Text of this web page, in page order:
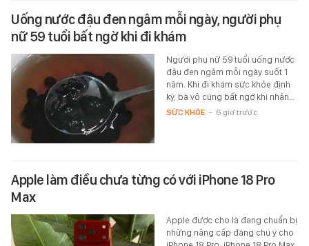
Uống nước đậu đen ngâm mỗi ngày, người phụ
nữ 59 tuổi bất ngờ khi đi khám
Người phụ nữ 59 tuổi uống nước
đậu đen ngâm mỗi ngày suốt 1
năm. Khi đi khám sức khỏe định
kỳ, bà vô cùng bất ngờ khi nhận…
SỨC KHỎE - 6 giờ trước
Apple làm điều chưa từng có với iPhone 18 Pro
Max
Apple được cho là đang chuẩn bị
những nâng cấp đáng chú ý cho